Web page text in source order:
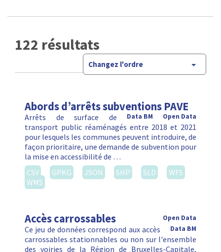
122 résultats
Changez l'ordre
Abords d’arrêts subventions PAVE
Open Data
Data BM
Arrêts de surface de
transport public réaménagés entre 2018 et 2021
pour lesquels les communes peuvent introduire, de
façon prioritaire, une demande de subvention pour
la mise en accessibilité de …
CSV
GPKG JSON SHP SLD
WFS
WMS
Accès carrossables
Open Data
Data BM
Ce jeu de données correspond aux accès
carrossables stationnables ou non sur l'ensemble
des voiries de la Région de Bruxelles-Capitale,